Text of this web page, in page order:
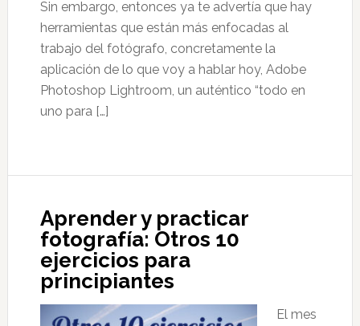
Sin embargo, entonces ya te advertía que hay
herramientas que están más enfocadas al
trabajo del fotógrafo, concretamente la
aplicación de lo que voy a hablar hoy, Adobe
Photoshop Lightroom, un auténtico “todo en
uno para […]
Aprender y practicar
fotografía: Otros 10
ejercicios para
principiantes
El mes